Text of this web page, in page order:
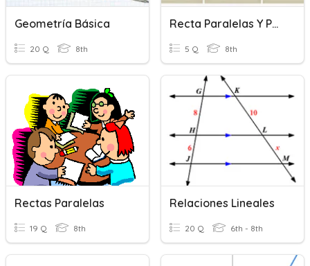
Geometría Básica
20 Q 8th
Recta Paralelas Y Perpendiculares
5 Q 8th
Rectas Paralelas
19 Q 8th
Relaciones Lineales
20 Q 6th - 8th